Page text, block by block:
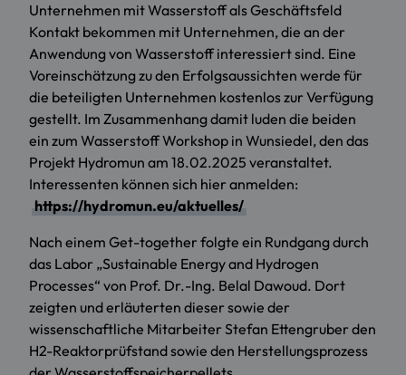
Unternehmen mit Wasserstoff als Geschäftsfeld
Kontakt bekommen mit Unternehmen, die an der
Anwendung von Wasserstoff interessiert sind. Eine
Voreinschätzung zu den Erfolgsaussichten werde für
die beteiligten Unternehmen kostenlos zur Verfügung
gestellt. Im Zusammenhang damit luden die beiden
ein zum Wasserstoff Workshop in Wunsiedel, den das
Projekt Hydromun am 18.02.2025 veranstaltet.
Interessenten können sich hier anmelden:
https://hydromun.eu/aktuelles/
Nach einem Get-together folgte ein Rundgang durch
das Labor „Sustainable Energy and Hydrogen
Processes“ von Prof. Dr.-Ing. Belal Dawoud. Dort
zeigten und erläuterten dieser sowie der
wissenschaftliche Mitarbeiter Stefan Ettengruber den
H2-Reaktorprüfstand sowie den Herstellungsprozess